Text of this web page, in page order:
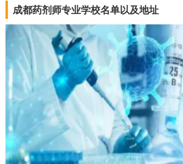
成都药剂师专业学校名单以及地址